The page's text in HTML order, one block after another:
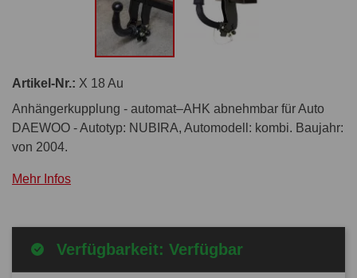
Artikel-Nr.: X 18 Au
Anhängerkupplung - automat–AHK abnehmbar für Auto
DAEWOO - Autotyp: NUBIRA, Automodell: kombi. Baujahr:
von 2004.
Mehr Infos
Verfügbarkeit: Verfügbar